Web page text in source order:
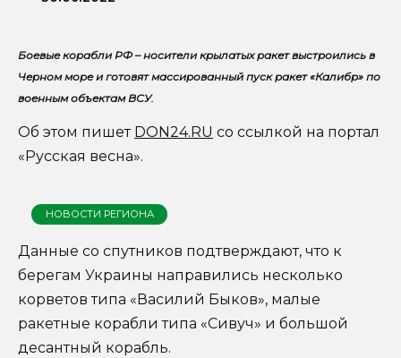
Боевые корабли РФ – носители крылатых ракет выстроились в
Черном море и готовят массированный пуск ракет «Калибр» по
военным объектам ВСУ.
Об этом пишет DON24.RU со ссылкой на портал
«Русская весна».
НОВОСТИ РЕГИОНА
Данные со спутников подтверждают, что к
берегам Украины направились несколько
корветов типа «Василий Быков», малые
ракетные корабли типа «Сивуч» и большой
десантный корабль.